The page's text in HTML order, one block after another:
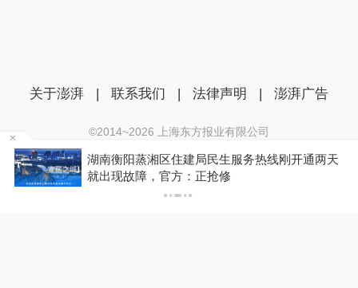
湖南衡阳蒸湘区住建局民生服务热线刚开通两天
就出现故障，官方：正抢修
关于澎湃 | 联系我们 | 法律声明 | 澎湃广告
©2014~2026 上海东方报业有限公司
沪ICP证：沪B2-20170116 | 沪ICP备14003370号
互联网新闻信息服务许可证：31120170006
沪公网安备 31010602000299号